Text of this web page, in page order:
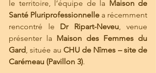
le territoire, l’équipe de la Maison de
Santé Pluriprofessionnelle a récemment
rencontré le Dr Ripart-Neveu, venue
présenter la Maison des Femmes du
Gard , située au CHU de Nîmes – site de
Carémeau (Pavillon 3).